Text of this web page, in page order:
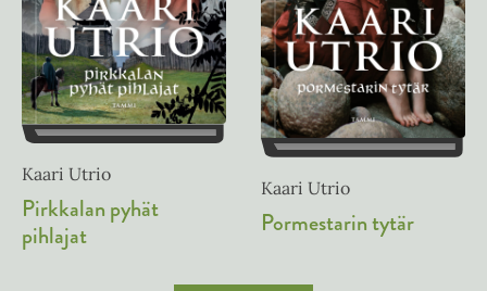
Kaari Utrio
Pirkkalan pyhät
pihlajat
Kaari Utrio
Pormestarin tytär